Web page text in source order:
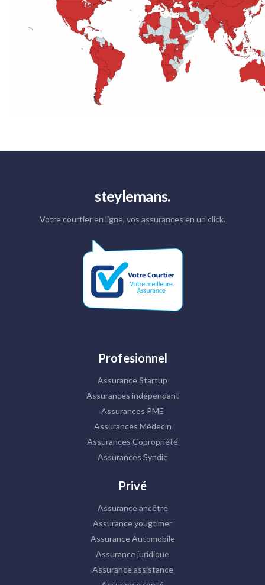
steylemans.
Votre courtier en ligne, vos assurances en un click.
Profesionnel
Assurance Startup
Assurances indépendant
Assurances PME
Assurances Médecin
Assurances Copropriété
Assurances Syndic
Privé
Assurance ancêtre
Assurance yougtimer
Assurance Automobile
Assurance juridique
Assurance assistance